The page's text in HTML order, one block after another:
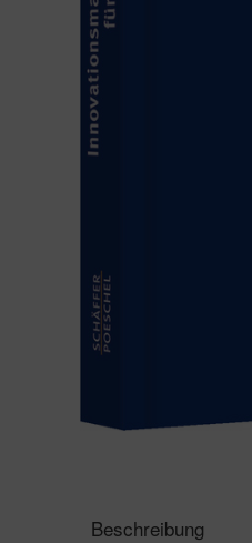
Beschreibung